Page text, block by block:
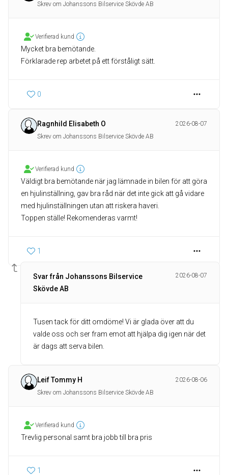
Skrev om Johanssons Bilservice Skövde AB
Verifierad kund
Mycket bra bemötande.
Förklarade rep arbetet på ett förståligt sätt.
0
Ragnhild Elisabeth O
2026-08-07
Skrev om Johanssons Bilservice Skövde AB
Verifierad kund
Väldigt bra bemötande när jag lämnade in bilen för att göra
en hjulinställning, gav bra råd när det inte gick att gå vidare
med hjulinställningen utan att riskera haveri.
Toppen ställe! Rekomenderas varmt!
1
Svar från Johanssons Bilservice
Skövde AB
2026-08-07
Tusen tack för ditt omdöme! Vi är glada över att du
valde oss och ser fram emot att hjälpa dig igen när det
är dags att serva bilen.
Leif Tommy H
2026-08-06
Skrev om Johanssons Bilservice Skövde AB
Verifierad kund
Trevlig personal samt bra jobb till bra pris
1